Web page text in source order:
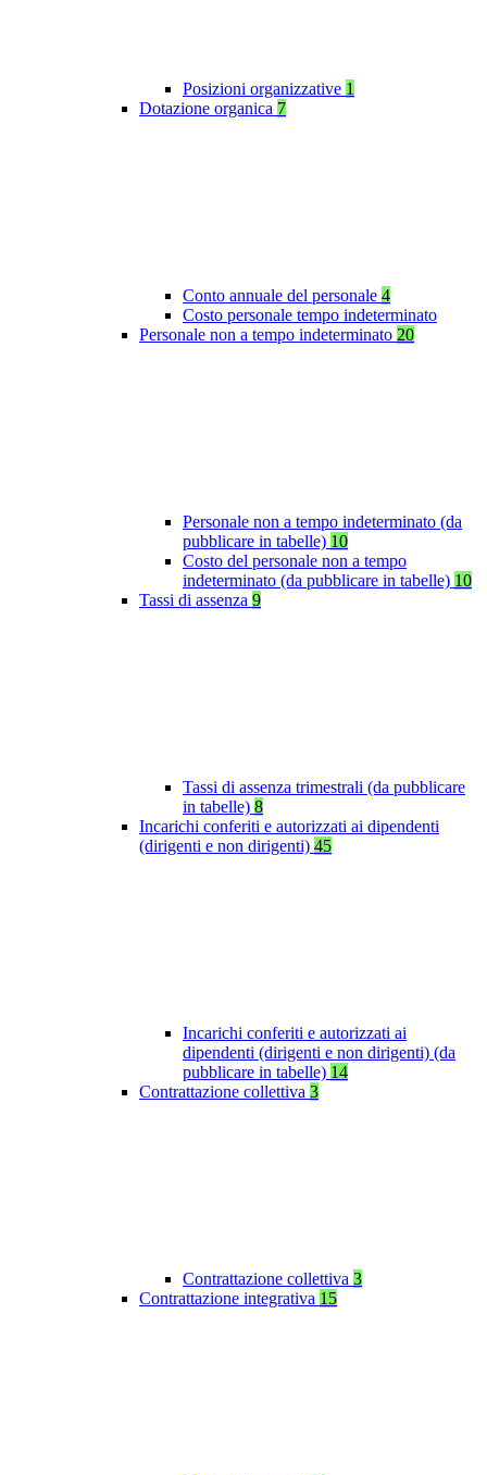
Posizioni organizzative 1
Dotazione organica 7
Conto annuale del personale 4
Costo personale tempo indeterminato
Personale non a tempo indeterminato 20
Personale non a tempo indeterminato (da
pubblicare in tabelle) 10
Costo del personale non a tempo
indeterminato (da pubblicare in tabelle) 10
Tassi di assenza 9
Tassi di assenza trimestrali (da pubblicare
in tabelle) 8
Incarichi conferiti e autorizzati ai dipendenti
(dirigenti e non dirigenti) 45
Incarichi conferiti e autorizzati ai
dipendenti (dirigenti e non dirigenti) (da
pubblicare in tabelle) 14
Contrattazione collettiva 3
Contrattazione collettiva 3
Contrattazione integrativa 15